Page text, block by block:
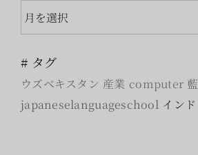
ー
月
別
# タグ
ウズベキスタン 産業 computer 藍
japaneselanguageschool インド